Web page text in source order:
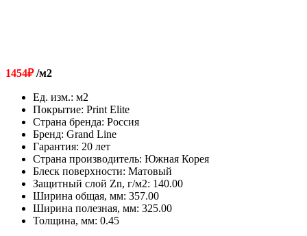
1454₽/м2
Ед. изм.: м2
Покрытие: Print Elite
Страна бренда: Россия
Бренд: Grand Line
Гарантия: 20 лет
Страна производитель: Южная Корея
Блеск поверхности: Матовый
Защитный слой Zn, г/м2: 140.00
Ширина общая, мм: 357.00
Ширина полезная, мм: 325.00
Толщина, мм: 0.45